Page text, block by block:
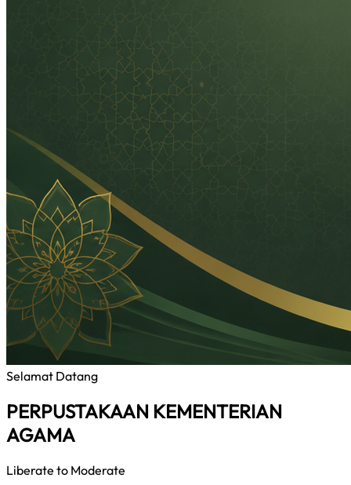
Selamat Datang
PERPUSTAKAAN KEMENTERIAN
AGAMA
Liberate to Moderate